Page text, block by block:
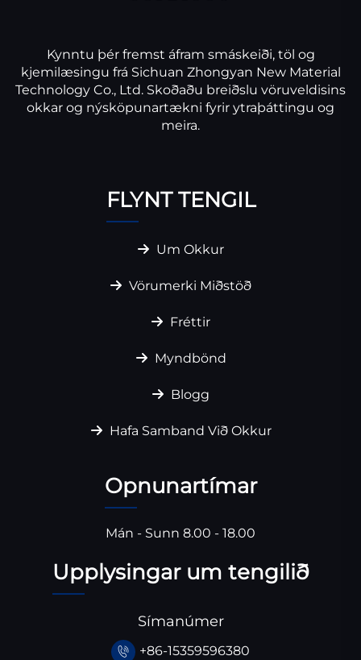
Kynntu þér fremst áfram smáskeiði, töl og
kjemilæsingu frá Sichuan Zhongyan New Material
Technology Co., Ltd. Skoðaðu breiðslu vöruveldisins
okkar og nýsköpunartækni fyrir ytraþáttingu og
meira.
FLYNT TENGIL
Um Okkur
Vörumerki Miðstöð
Fréttir
Myndbönd
Blogg
Hafa Samband Við Okkur
Opnunartímar
Mán - Sunn 8.00 - 18.00
Upplysingar um tengilið
Símanúmer
+86-15359596380